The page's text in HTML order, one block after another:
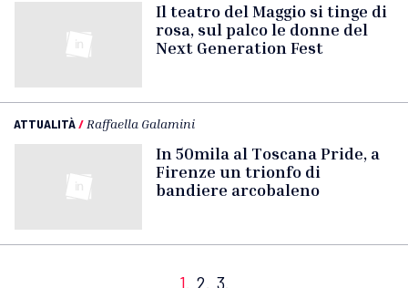
Il teatro del Maggio si tinge di
rosa, sul palco le donne del
Next Generation Fest
ATTUALITÀ/ Raffaella Galamini
In 50mila al Toscana Pride, a
Firenze un trionfo di
bandiere arcobaleno
1. 2. 3.